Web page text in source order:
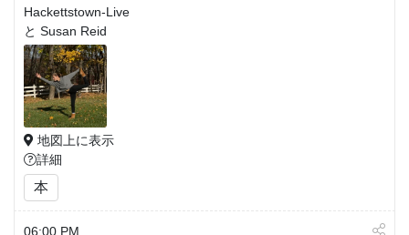
Hackettstown-Live
と Susan Reid
地図上に表示
詳細
本
06:00 PM